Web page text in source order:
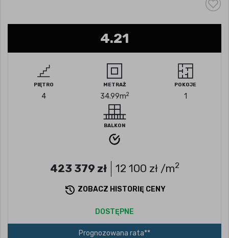
4.21
PIĘTRO
4
METRAŻ
34.99m2
POKOJE
1
BALKON
423 379 zł 12 100 zł /m2
ZOBACZ HISTORIĘ CENY
DOSTĘPNE
Prognozowana rata**